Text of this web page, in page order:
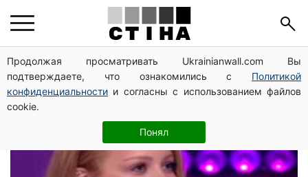
Продолжая просматривать Ukrainianwall.com Вы
подтверждаете, что ознакомились с Политикой
конфиденциальности и согласны с использованием файлов
cookie.
Понял
платье